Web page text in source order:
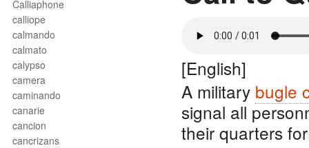
Calliaphone
calliope
calmando
calmato
calypso
camera
caminando
canarie
cancion
cancrizans
[English]
A military bugle
signal all
their quarters